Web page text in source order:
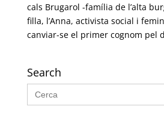
cals Brugarol -família de l’alta
filla, l’Anna, activista social i
canviar-se el primer cognom pel
Search
Search
for: